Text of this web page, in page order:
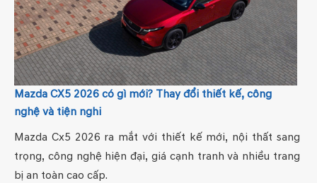
Mazda CX5 2026 có gì mới? Thay đổi thiết kế, công
nghệ và tiện nghi
Mazda Cx5 2026 ra mắt với thiết kế mới, nội thất sang
trọng, công nghệ hiện đại, giá cạnh tranh và nhiều trang
bị an toàn cao cấp.